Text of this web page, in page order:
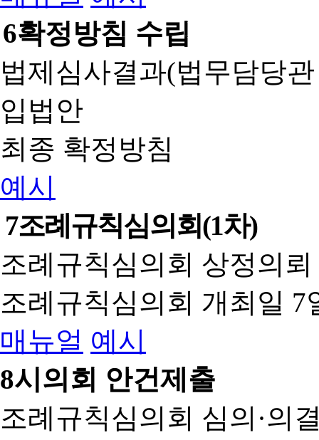
6확정방침 수립
법제심사결과(법무담당
입법안
최종 확정방침
예시
7조례규칙심의회(1차)
조례규칙심의회 상정의
조례규칙심의회 개최일 7
매뉴얼 예시
8시의회 안건제출
조례규칙심의회 심의·의